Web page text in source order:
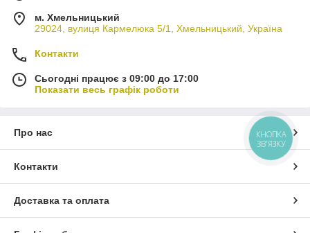
м. Хмельницький
29024, вулиця Кармелюка 5/1, Хмельницький, Україна
Контакти
Сьогодні працює з 09:00 до 17:00
Показати весь графік роботи
Про нас
Контакти
Доставка та оплата
КНОПКА
ЗВ'ЯЗКУ